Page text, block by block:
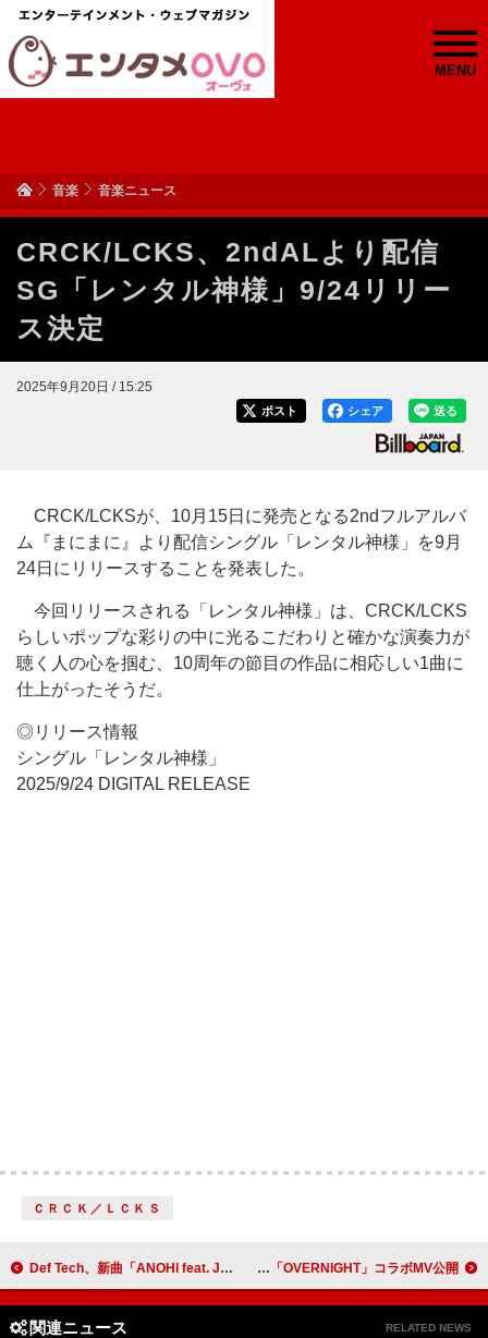
MENU
音楽 音楽ニュース
CRCK/LCKS、2ndALより配信
SG「レンタル神様」9/24リリー
ス決定
2025年9月20日 / 15:25
送る
シェア
ポスト
CRCK/LCKSが、10月15日に発売となる2ndフルアルバ
ム『まにまに』より配信シングル「レンタル神様」を9月
24日にリリースすることを発表した。
今回リリースされる「レンタル神様」は、CRCK/LCKS
らしいポップな彩りの中に光るこだわりと確かな演奏力が
聴く人の心を掴む、10周年の節目の作品に相応しい1曲に
仕上がったそうだ。
◎リリース情報
シングル「レンタル神様」
2025/9/24 DIGITAL RELEASE
ＣＲＣＫ／ＬＣＫＳ
Def Tech、新曲「ANOHI feat. JESSE」MV公開 THE ORAL CIGARETTES、アニメ『桃源暗鬼』OP主題歌「OVERNIGHT」コラボMV公開
関連ニュース RELATED NEWS